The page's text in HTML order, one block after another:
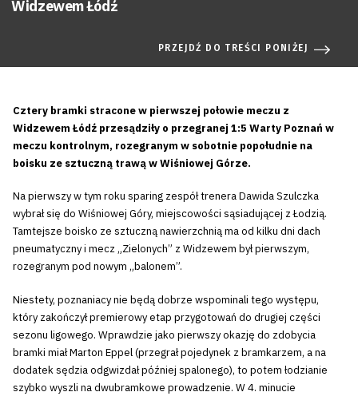
Widzewem Łódź
PRZEJDŹ DO TREŚCI PONIŻEJ
Cztery bramki stracone w pierwszej połowie meczu z
Widzewem Łódź przesądziły o przegranej 1:5 Warty Poznań w
meczu kontrolnym, rozegranym w sobotnie popołudnie na
boisku ze sztuczną trawą w Wiśniowej Górze.
Na pierwszy w tym roku sparing zespół trenera Dawida Szulczka
wybrał się do Wiśniowej Góry, miejscowości sąsiadującej z Łodzią.
Tamtejsze boisko ze sztuczną nawierzchnią ma od kilku dni dach
pneumatyczny i mecz „Zielonych” z Widzewem był pierwszym,
rozegranym pod nowym „balonem”.
Niestety, poznaniacy nie będą dobrze wspominali tego występu,
który zakończył premierowy etap przygotowań do drugiej części
sezonu ligowego. Wprawdzie jako pierwszy okazję do zdobycia
bramki miał Marton Eppel (przegrał pojedynek z bramkarzem, a na
dodatek sędzia odgwizdał później spalonego), to potem łodzianie
szybko wyszli na dwubramkowe prowadzenie. W 4. minucie